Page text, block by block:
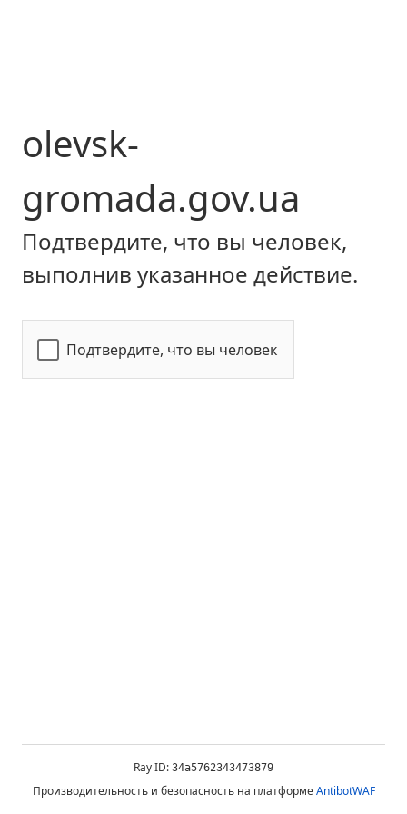
olevsk-
gromada.gov.ua
Подтвердите, что вы человек,
выполнив указанное действие.
Подтвердите, что вы человек
Ray ID: 34a5762343473879
Производительность и безопасность на платформеAntibotWAF